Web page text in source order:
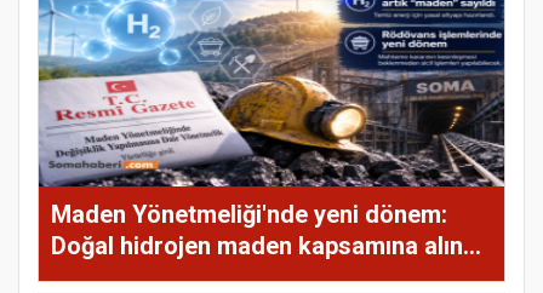
Maden Yönetmeliği'nde yeni dönem:
Doğal hidrojen maden kapsamına alındı,
rödövans işlemleri hızlanacak